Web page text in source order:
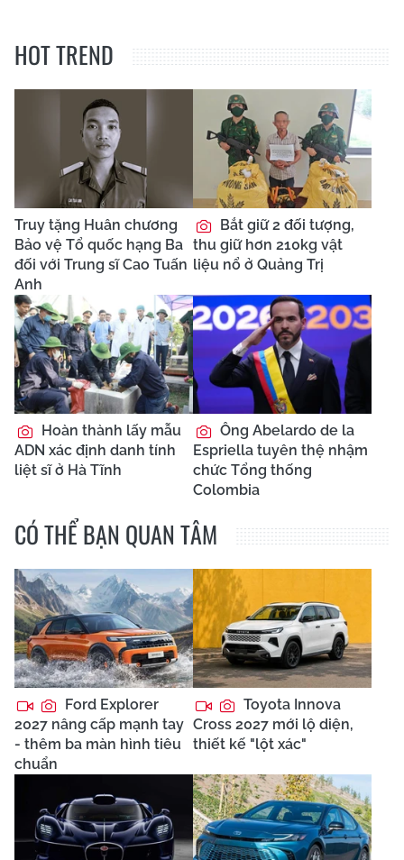
HOT TREND
Truy tặng Huân chương
Bảo vệ Tổ quốc hạng Ba
đối với Trung sĩ Cao Tuấn
Anh
Bắt giữ 2 đối tượng,
thu giữ hơn 210kg vật
liệu nổ ở Quảng Trị
Hoàn thành lấy mẫu
ADN xác định danh tính
liệt sĩ ở Hà Tĩnh
Ông Abelardo de la
Espriella tuyên thệ nhậm
chức Tổng thống
Colombia
CÓ THỂ BẠN QUAN TÂM
Ford Explorer
2027 nâng cấp mạnh tay
- thêm ba màn hình tiêu
chuẩn
Toyota Innova
Cross 2027 mới lộ diện,
thiết kế "lột xác"